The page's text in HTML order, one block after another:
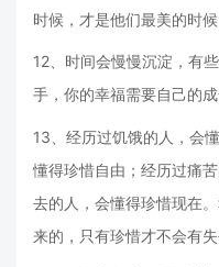
时候，才是他们最美的时候
12、时间会慢慢沉淀，有
手，你的幸福需要自己的成
13、经历过饥饿的人，会
懂得珍惜自由；经历过痛
去的人，会懂得珍惜现在
来的，只有珍惜才不会有失